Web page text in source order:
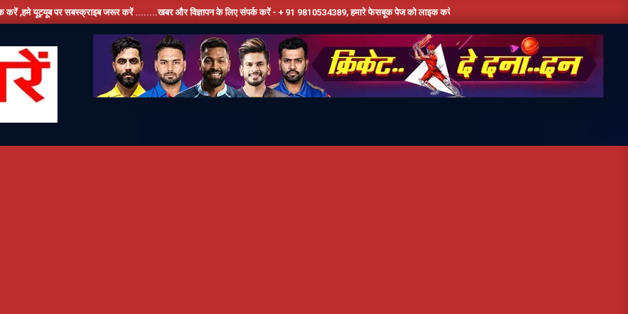
सबस्क्राइब जरूर करें ........खबर और विज्ञापन के लिए संपर्क करें - + 91 9810534389, हमारे फेसबूक पेज को लाइक करें ,हमे यूट्यूब पर सबस्क्राइब जरूर करें,दिन भर की तमाम छोटी बड़ी खबरों